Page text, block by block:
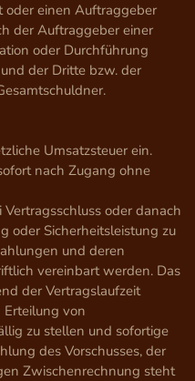
oder einen Auftraggeber
der Auftraggeber einer
oder Durchführung
der Dritte bzw. der
Umsatzsteuer ein.
nach Zugang ohne
oder danach
oder Sicherheitsleistung zu
und deren
vereinbart werden. Das
der Vertragslaufzeit
Erteilung von
zu stellen und sofortige
des Vorschusses, der
Zwischenrechnung steht